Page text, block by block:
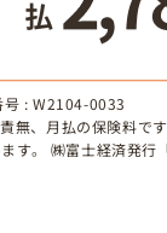
: W2104-0033
無、月払の保険料です
。 ㈱富士経済発行